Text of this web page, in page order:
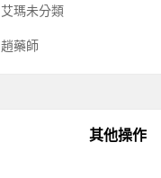
艾瑪未分類
趙藥師
其他操作